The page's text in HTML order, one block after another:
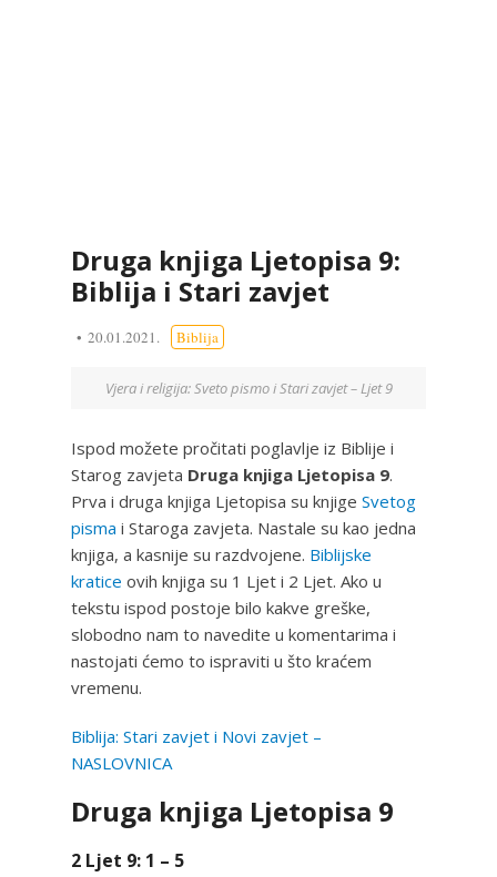
Druga knjiga Ljetopisa 9:
Biblija i Stari zavjet
20.01.2021. Biblija
Vjera i religija: Sveto pismo i Stari zavjet – Ljet 9
Ispod možete pročitati poglavlje iz Biblije i
Starog zavjeta Druga knjiga Ljetopisa 9.
Prva i druga knjiga Ljetopisa su knjige Svetog
pisma i Staroga zavjeta. Nastale su kao jedna
knjiga, a kasnije su razdvojene. Biblijske
kratice ovih knjiga su 1 Ljet i 2 Ljet. Ako u
tekstu ispod postoje bilo kakve greške,
slobodno nam to navedite u komentarima i
nastojati ćemo to ispraviti u što kraćem
vremenu.
Biblija: Stari zavjet i Novi zavjet –
NASLOVNICA
Druga knjiga Ljetopisa 9
2 Ljet 9: 1 – 5